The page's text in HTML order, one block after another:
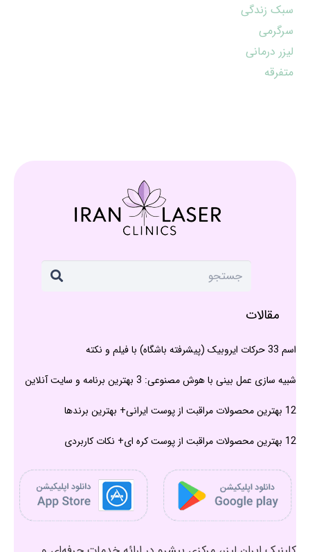
سبک زندگی
سرگرمی
لیزر درمانی
متفرقه
مقالات
اسم 33 حرکات ایروبیک (پیشرفته باشگاه) با فیلم و نکته
شبیه سازی عمل بینی با هوش مصنوعی: 3 بهترین برنامه و سایت آنلاین
12 بهترین محصولات مراقبت از پوست ایرانی+ بهترین برندها
12 بهترین محصولات مراقبت از پوست کره ای+ نکات کاربردی